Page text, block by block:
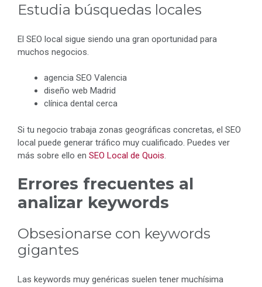
Estudia búsquedas locales
El SEO local sigue siendo una gran oportunidad para
muchos negocios.
agencia SEO Valencia
diseño web Madrid
clínica dental cerca
Si tu negocio trabaja zonas geográficas concretas, el SEO
local puede generar tráfico muy cualificado. Puedes ver
más sobre ello en SEO Local de Quois.
Errores frecuentes al
analizar keywords
Obsesionarse con keywords
gigantes
Las keywords muy genéricas suelen tener muchísima